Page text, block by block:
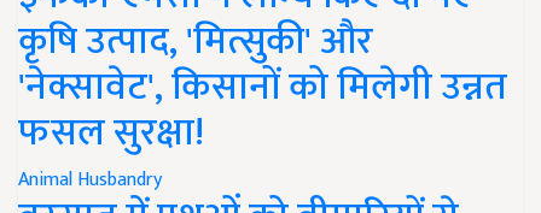
कृषि उत्पाद, 'मित्सुकी' और
'नेक्सावेट', किसानों को मिलेगी उन्नत
फसल सुरक्षा!
Animal Husbandry